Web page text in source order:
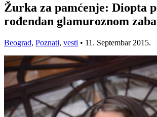
Žurka za pamćenje: Diopta
rođendan glamuroznom
Beograd, Poznati, vesti • 11. Septembar 2015.